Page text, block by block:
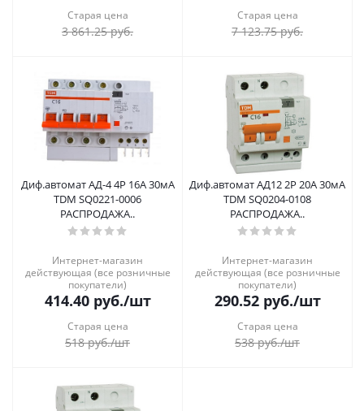
Старая цена
3 861.25руб.
Старая цена
7 123.75руб.
Диф.автомат АД-4 4Р 16А 30мА
TDM SQ0221-0006
РАСПРОДАЖА..
Интернет-магазин
действующая (все розничные
покупатели)
414.40руб./шт
Старая цена
518руб./шт
Диф.автомат АД12 2Р 20А 30мА
TDM SQ0204-0108
РАСПРОДАЖА..
Интернет-магазин
действующая (все розничные
покупатели)
290.52руб./шт
Старая цена
538руб./шт